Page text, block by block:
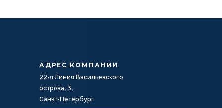
АДРЕС КОМПАНИИ
22-я Линия Васильевского
острова, 3,
Санкт-Петербург